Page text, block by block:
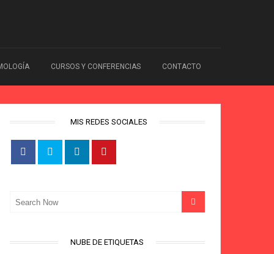
CURSOS Y CONFERENCIAS CONTACTO
MIS REDES SOCIALES
NUBE DE ETIQUETAS